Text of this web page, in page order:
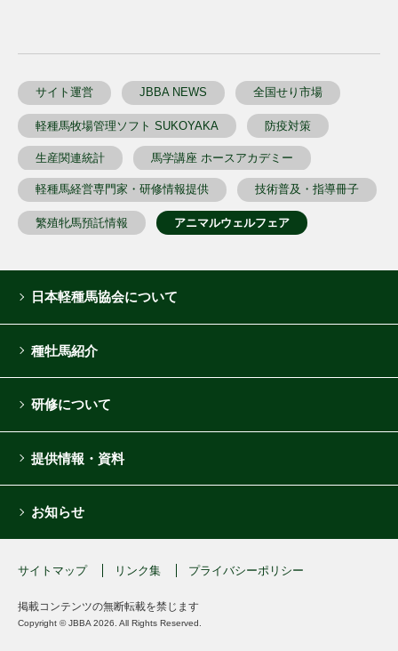
サイト運営 JBBA NEWS 全国せり市場
軽種馬牧場管理ソフト SUKOYAKA 防疫対策
生産関連統計 馬学講座 ホースアカデミー
軽種馬経営専門家・研修情報提供 技術普及・指導冊子
繁殖牝馬預託情報 アニマルウェルフェア
日本軽種馬協会について
種牡馬紹介
研修について
提供情報・資料
お知らせ
サイトマップ リンク集 プライバシーポリシー
掲載コンテンツの無断転載を禁じます
Copyright © JBBA 2026. All Rights Reserved.